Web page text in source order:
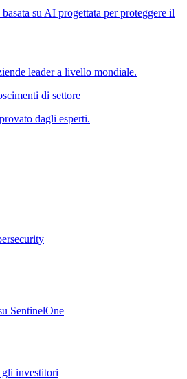
su AI progettata per proteggere il
leader a livello mondiale.
di settore
dagli esperti.
SentinelOne
investitori